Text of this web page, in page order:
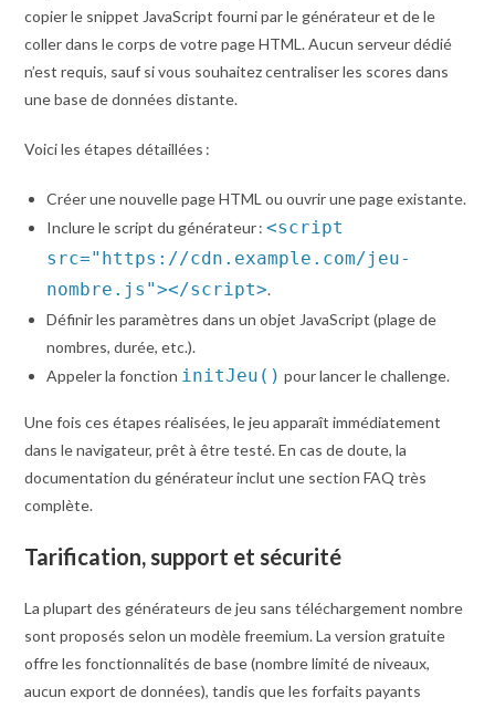
copier le snippet JavaScript fourni par le générateur et de le
coller dans le corps de votre page HTML. Aucun serveur dédié
n’est requis, sauf si vous souhaitez centraliser les scores dans
une base de données distante.
Voici les étapes détaillées :
Créer une nouvelle page HTML ou ouvrir une page existante.
Inclure le script du générateur :<script
src="https://cdn.example.com/jeu-
nombre.js"></script>.
Définir les paramètres dans un objet JavaScript (plage de
nombres, durée, etc.).
Appeler la fonction initJeu() pour lancer le challenge.
Une fois ces étapes réalisées, le jeu apparaît immédiatement
dans le navigateur, prêt à être testé. En cas de doute, la
documentation du générateur inclut une section FAQ très
complète.
Tarification, support et sécurité
La plupart des générateurs de jeu sans téléchargement nombre
sont proposés selon un modèle freemium. La version gratuite
offre les fonctionnalités de base (nombre limité de niveaux,
aucun export de données), tandis que les forfaits payants